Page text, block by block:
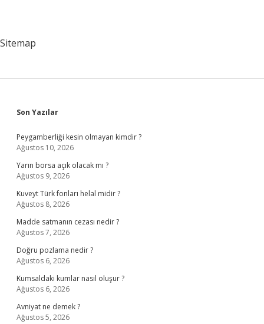
Sitemap
Sidebar
Son Yazılar
Peygamberliği kesin olmayan kimdir ?
Ağustos 10, 2026
Yarın borsa açık olacak mı ?
Ağustos 9, 2026
Kuveyt Türk fonları helal midir ?
Ağustos 8, 2026
Madde satmanın cezası nedir ?
Ağustos 7, 2026
Doğru pozlama nedir ?
Ağustos 6, 2026
Kumsaldaki kumlar nasıl oluşur ?
Ağustos 6, 2026
Avniyat ne demek ?
Ağustos 5, 2026